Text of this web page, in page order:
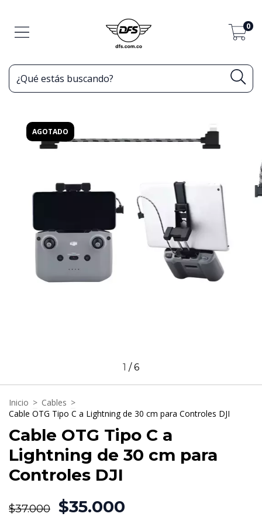
0
AGOTADO
1 /6
Inicio > Cables >
Cable OTG Tipo C a Lightning de 30 cm para Controles DJI
Cable OTG Tipo C a
Lightning de 30 cm para
Controles DJI
$37.000 $35.000